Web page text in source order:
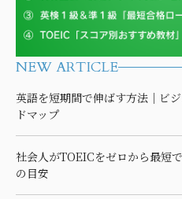
NEW ARTICLE
英語を短期間で伸ばす方法｜ビ
ドマップ
社会人がTOEICをゼロから最短
の目安